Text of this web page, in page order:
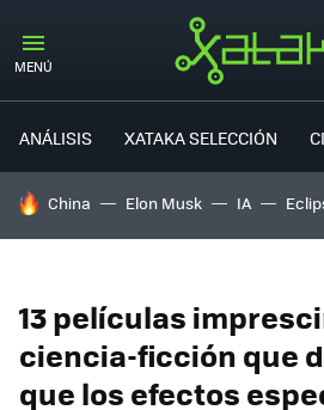
MENÚ
ANÁLISIS XATAKA SELECCIÓN
HOY SE HABLA DE
China Elon Musk IA
13 películas
ciencia-ficción que
que los efectos